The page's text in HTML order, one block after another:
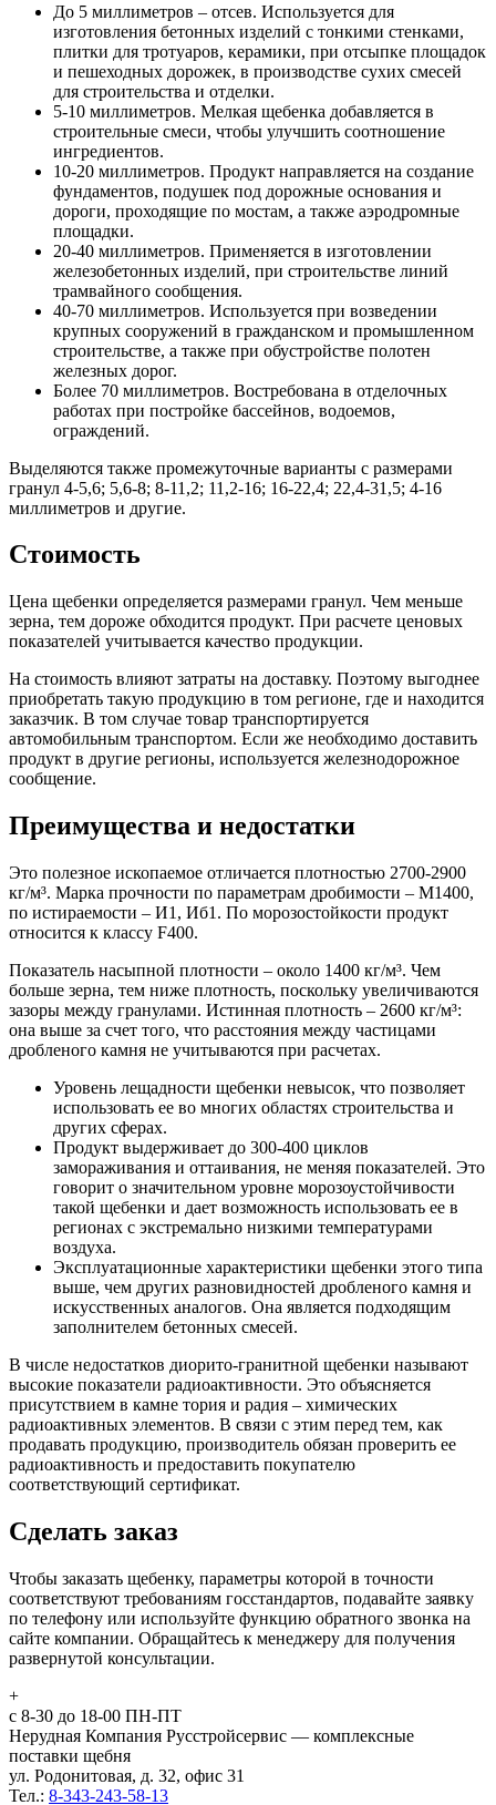
До 5 миллиметров – отсев. Используется для
изготовления бетонных изделий с тонкими стенками,
плитки для тротуаров, керамики, при отсыпке площадок
и пешеходных дорожек, в производстве сухих смесей
для строительства и отделки.
5-10 миллиметров. Мелкая щебенка добавляется в
строительные смеси, чтобы улучшить соотношение
ингредиентов.
10-20 миллиметров. Продукт направляется на создание
фундаментов, подушек под дорожные основания и
дороги, проходящие по мостам, а также аэродромные
площадки.
20-40 миллиметров. Применяется в изготовлении
железобетонных изделий, при строительстве линий
трамвайного сообщения.
40-70 миллиметров. Используется при возведении
крупных сооружений в гражданском и промышленном
строительстве, а также при обустройстве полотен
железных дорог.
Более 70 миллиметров. Востребована в отделочных
работах при постройке бассейнов, водоемов,
ограждений.
Выделяются также промежуточные варианты с размерами
гранул 4-5,6; 5,6-8; 8-11,2; 11,2-16; 16-22,4; 22,4-31,5; 4-16
миллиметров и другие.
Стоимость
Цена щебенки определяется размерами гранул. Чем меньше
зерна, тем дороже обходится продукт. При расчете ценовых
показателей учитывается качество продукции.
На стоимость влияют затраты на доставку. Поэтому выгоднее
приобретать такую продукцию в том регионе, где и находится
заказчик. В том случае товар транспортируется
автомобильным транспортом. Если же необходимо доставить
продукт в другие регионы, используется железнодорожное
сообщение.
Преимущества и недостатки
Это полезное ископаемое отличается плотностью 2700-2900
кг/м³. Марка прочности по параметрам дробимости – М1400,
по истираемости – И1, Иб1. По морозостойкости продукт
относится к классу F400.
Показатель насыпной плотности – около 1400 кг/м³. Чем
больше зерна, тем ниже плотность, поскольку увеличиваются
зазоры между гранулами. Истинная плотность – 2600 кг/м³:
она выше за счет того, что расстояния между частицами
дробленого камня не учитываются при расчетах.
Уровень лещадности щебенки невысок, что позволяет
использовать ее во многих областях строительства и
других сферах.
Продукт выдерживает до 300-400 циклов
замораживания и оттаивания, не меняя показателей. Это
говорит о значительном уровне морозоустойчивости
такой щебенки и дает возможность использовать ее в
регионах с экстремально низкими температурами
воздуха.
Эксплуатационные характеристики щебенки этого типа
выше, чем других разновидностей дробленого камня и
искусственных аналогов. Она является подходящим
заполнителем бетонных смесей.
В числе недостатков диорито-гранитной щебенки называют
высокие показатели радиоактивности. Это объясняется
присутствием в камне тория и радия – химических
радиоактивных элементов. В связи с этим перед тем, как
продавать продукцию, производитель обязан проверить ее
радиоактивность и предоставить покупателю
соответствующий сертификат.
Сделать заказ
Чтобы заказать щебенку, параметры которой в точности
соответствуют требованиям госстандартов, подавайте заявку
по телефону или используйте функцию обратного звонка на
сайте компании. Обращайтесь к менеджеру для получения
развернутой консультации.
+
с 8-30 до 18-00 ПН-ПТ
Нерудная Компания Русстройсервис — комплексные
поставки щебня
ул. Родонитовая, д. 32, офис 31
Тел.: 8-343-243-58-13